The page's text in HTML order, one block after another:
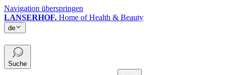
Navigation überspringen
LANSERHOF. Home of Health & Beauty
de
Suche